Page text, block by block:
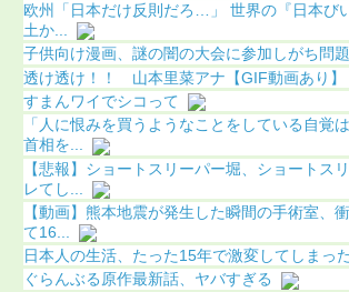
欧州「日本だけ反則だろ…」 世界の『日本び
土か...
子供向け漫画、謎の闇の大会に参加しがち問題
透け透け！！ 山本里菜アナ【GIF動画あり】
すまんワイでシコって
「人に恨みを買うようなことをしている自覚
首相を...
【悲報】ショートスリーパー堀、ショートス
レてし...
【動画】熊本地震が発生した瞬間の手術室、
て16...
日本人の生活、たった15年で激変してしまっ
ぐらんぶる原作最新話、ヤバすぎる